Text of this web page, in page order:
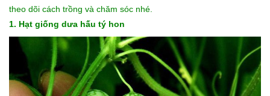
theo dõi cách trồng và chăm sóc nhé.
1. Hạt giống dưa hấu tý hon